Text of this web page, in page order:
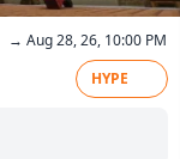
→ Aug 28, 26, 10:00 PM
HYPE